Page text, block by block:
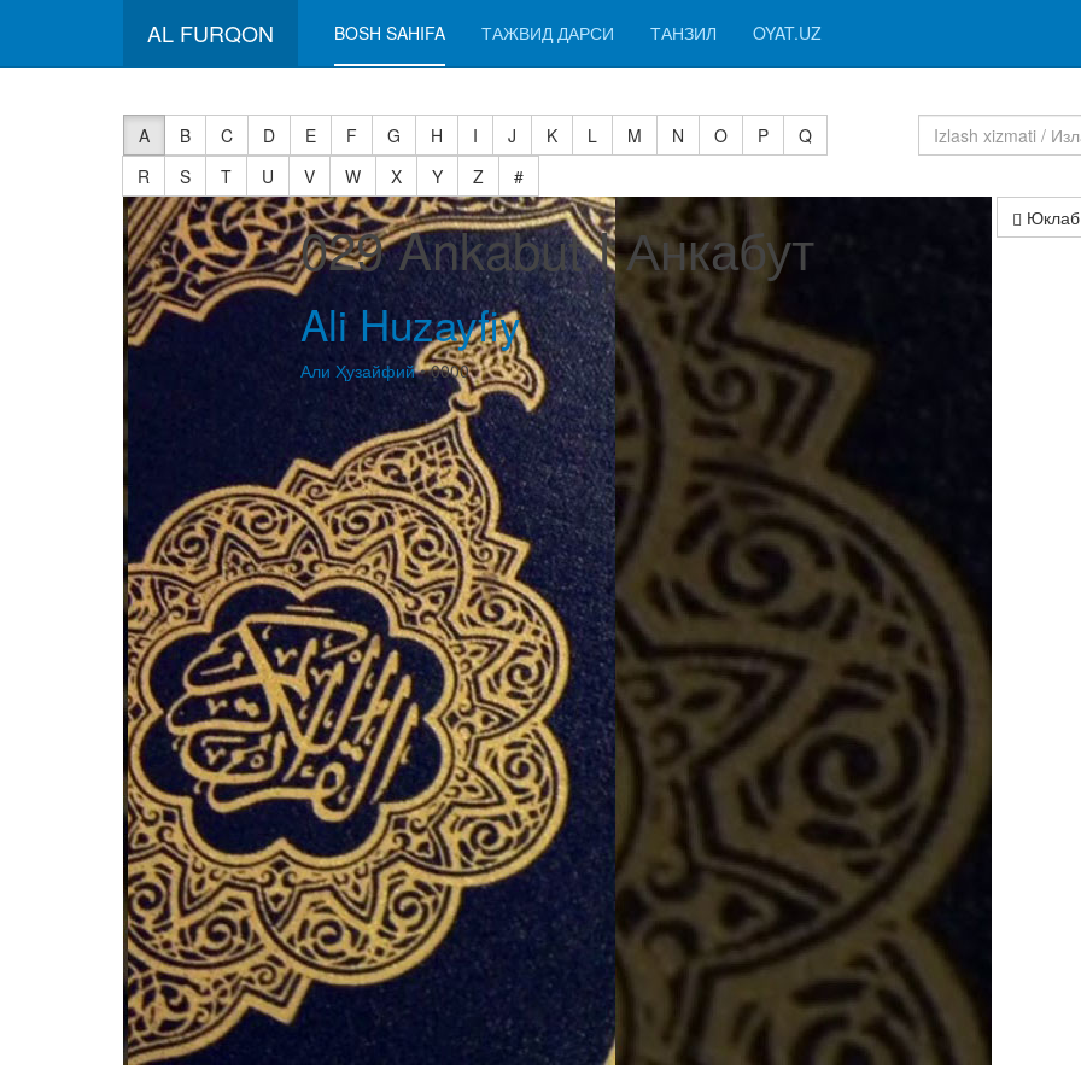
AL FURQON BOSH SAHIFA ТАЖВИД ДАРСИ ТАНЗИЛ OYAT.UZ
A B C D E F G H I J K L M N O P
Q
R
S T U V W X Y Z
#
029 Ankabut I Анкабут
Ali Huzayfiy
Али Ҳузайфий• 0000